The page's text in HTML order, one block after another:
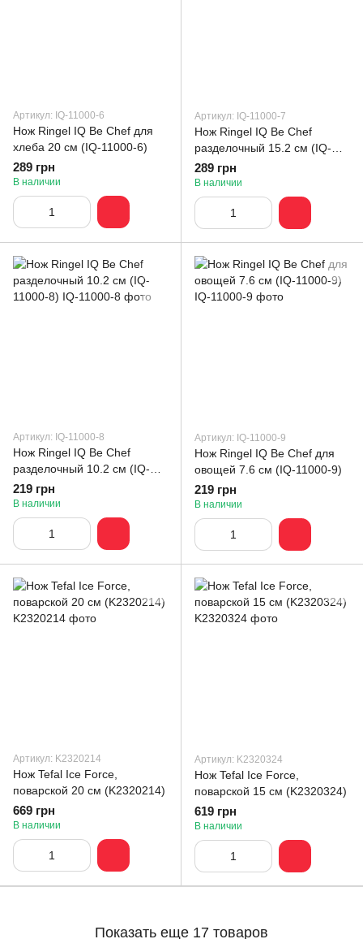
Артикул: IQ-11000-6
Нож Ringel IQ Be Chef для
хлеба 20 см (IQ-11000-6)
289 грн
В наличии
Артикул: IQ-11000-7
Нож Ringel IQ Be Chef
разделочный 15.2 см (IQ-
11000-7)
289 грн
В наличии
Артикул: IQ-11000-8
Нож Ringel IQ Be Chef
разделочный 10.2 см (IQ-
11000-8)
219 грн
В наличии
Артикул: IQ-11000-9
Нож Ringel IQ Be Chef для
овощей 7.6 см (IQ-11000-9)
219 грн
В наличии
Артикул: K2320214
Нож Tefal Ice Force,
поварской 20 см (K2320214)
669 грн
В наличии
Артикул: K2320324
Нож Tefal Ice Force,
поварской 15 см (K2320324)
619 грн
В наличии
Показать еще 17 товаров